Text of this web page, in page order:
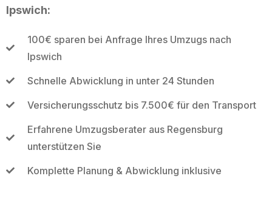
Ipswich:
100€ sparen bei Anfrage Ihres Umzugs nach
Ipswich
Schnelle Abwicklung in unter 24 Stunden
Versicherungsschutz bis 7.500€ für den Transport
Erfahrene Umzugsberater aus Regensburg
unterstützen Sie
Komplette Planung & Abwicklung inklusive